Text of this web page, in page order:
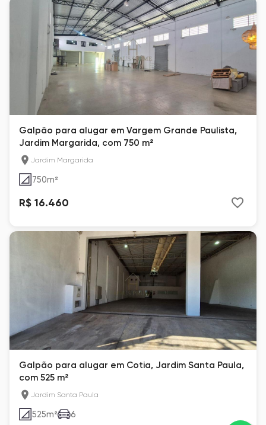
Galpão para alugar em Vargem Grande Paulista,
Jardim Margarida, com 750 m²
Jardim Margarida
750m²
R$ 16.460
Galpão para alugar em Cotia, Jardim Santa Paula,
com 525 m²
Jardim Santa Paula
525m² 6